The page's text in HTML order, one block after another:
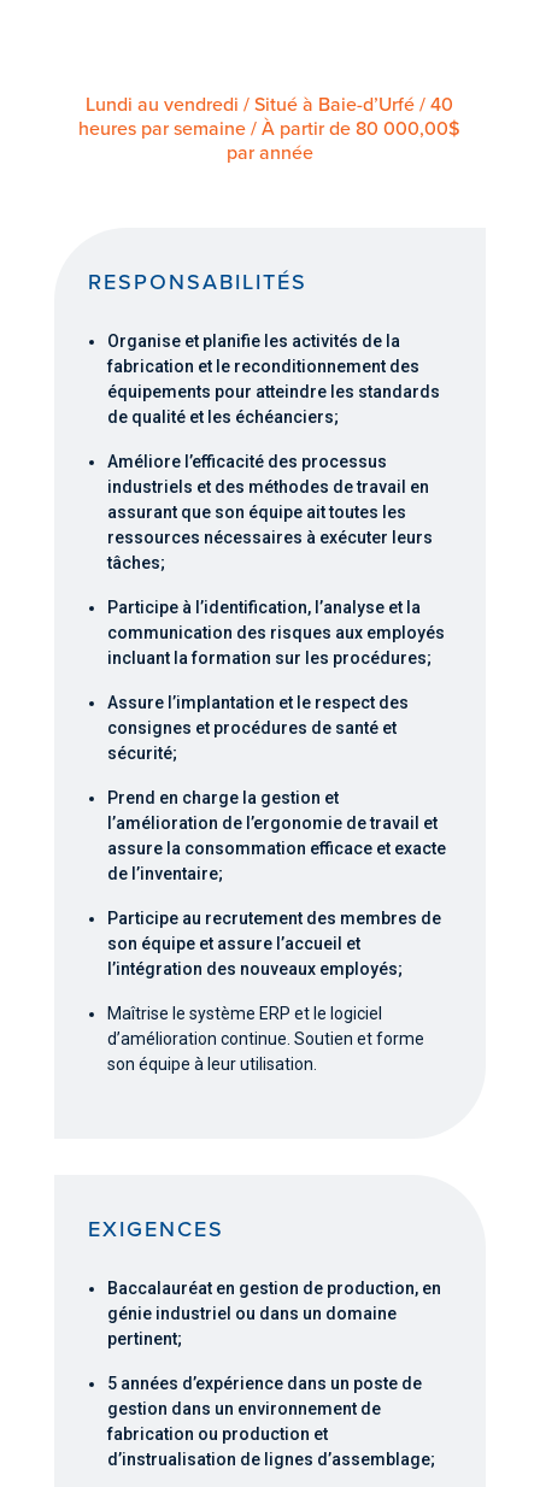
Lundi au vendredi / Situé à Baie-d’Urfé / 40
heures par semaine / À partir de 80 000,00$
par année
RESPONSABILITÉS
Organise et planifie les activités de la
fabrication et le reconditionnement des
équipements pour atteindre les standards
de qualité et les échéanciers;
Améliore l’efficacité des processus
industriels et des méthodes de travail en
assurant que son équipe ait toutes les
ressources nécessaires à exécuter leurs
tâches;
Participe à l’identification, l’analyse et la
communication des risques aux employés
incluant la formation sur les procédures;
Assure l’implantation et le respect des
consignes et procédures de santé et
sécurité;
Prend en charge la gestion et
l’amélioration de l’ergonomie de travail et
assure la consommation efficace et exacte
de l’inventaire;
Participe au recrutement des membres de
son équipe et assure l’accueil et
l’intégration des nouveaux employés;
Maîtrise le système ERP et le logiciel
d’amélioration continue. Soutien et forme
son équipe à leur utilisation.
EXIGENCES
Baccalauréat en gestion de production, en
génie industriel ou dans un domaine
pertinent;
5 années d’expérience dans un poste de
gestion dans un environnement de
fabrication ou production et
d’instrualisation de lignes d’assemblage;